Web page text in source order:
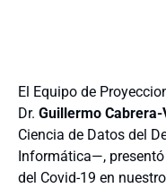
El Equipo de
Dr. Guillermo Cabrera-
Ciencia de Datos del
Informática—,
del Covid-19 en